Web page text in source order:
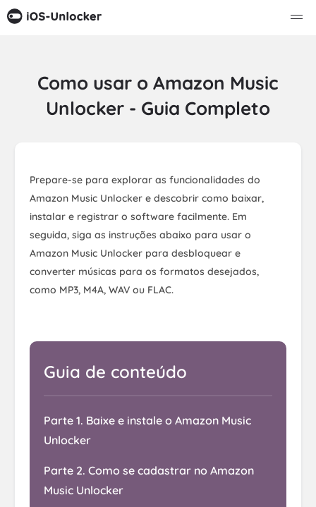
Como usar o Amazon Music
Unlocker - Guia Completo
Prepare-se para explorar as funcionalidades do
Amazon Music Unlocker e descobrir como baixar,
instalar e registrar o software facilmente. Em
seguida, siga as instruções abaixo para usar o
Amazon Music Unlocker para desbloquear e
converter músicas para os formatos desejados,
como MP3, M4A, WAV ou FLAC.
Guia de conteúdo
Parte 1. Baixe e instale o Amazon Music
Unlocker
Parte 2. Como se cadastrar no Amazon
Music Unlocker